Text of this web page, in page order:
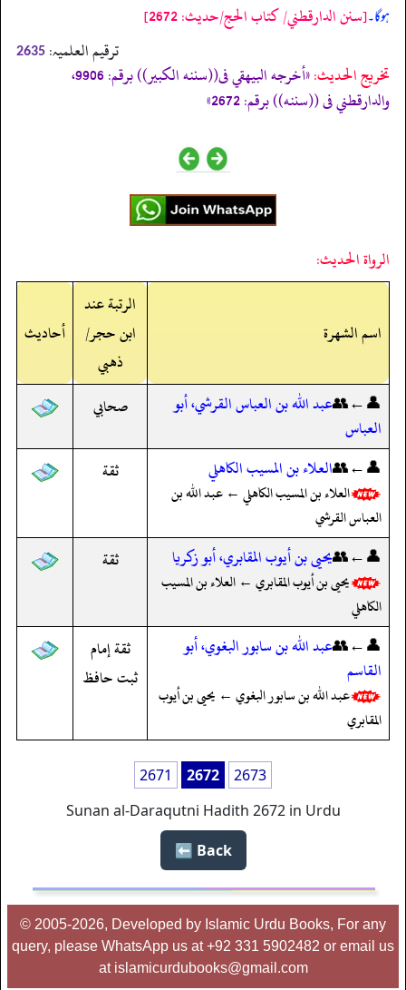
ہو گا۔[سنن الدارقطني/ كتاب الحج/حدیث: 2672]
ترقیم العلمیہ: 2635
تخریج الحدیث:
«أخرجه البيهقي فى((سننه الكبير)) برقم: 9906،
والدارقطني فى ((سننه)) برقم: 2672»
الرواة الحديث:
اسم الشهرة
الرتبة عند
ابن حجر/
ذهبي
أحاديث
👤←👥عبد الله بن العباس القرشي، أبو
العباس
صحابي
👤←👥العلاء بن المسيب الكاهلي
العلاء بن المسيب الكاهلي ← عبد الله بن
العباس القرشي
ثقة
👤←👥يحيى بن أيوب المقابري، أبو زكريا
يحيى بن أيوب المقابري ← العلاء بن المسيب
الكاهلي
ثقة
👤←👥عبد الله بن سابور البغوي، أبو
القاسم
عبد الله بن سابور البغوي ← يحيى بن أيوب
المقابري
ثقة إمام
ثبت حافظ
2671 2672
2673
Sunan al-Daraqutni Hadith 2672 in Urdu
Back ⬅️
© 2005-2026, Developed by Islamic Urdu Books, For any
query, please WhatsApp us at +92 331 5902482 or email us
at islamicurdubooks@gmail.com